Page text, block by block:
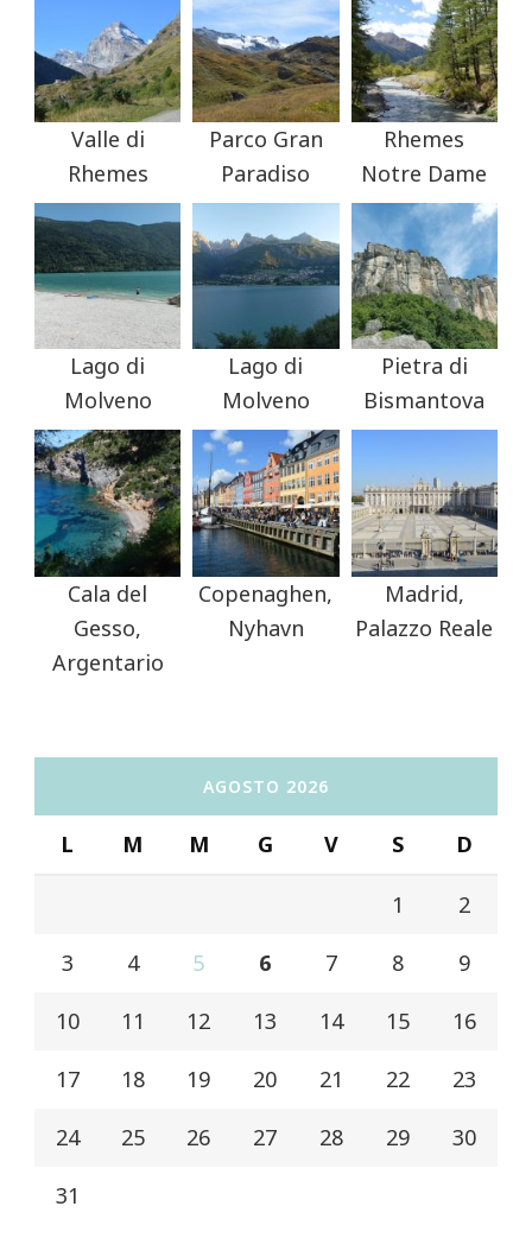
Valle di
Rhemes
Parco Gran
Paradiso
Rhemes
Notre Dame
Lago di
Molveno
Lago di
Molveno
Pietra di
Bismantova
Cala del
Gesso,
Argentario
Copenaghen,
Nyhavn
Madrid,
Palazzo Reale
AGOSTO 2026
L M M G V S D
1 2
3 4 5 6 7 8 9
10 11 12 13 14 15 16
17 18 19 20 21 22 23
24 25 26 27 28 29 30
31